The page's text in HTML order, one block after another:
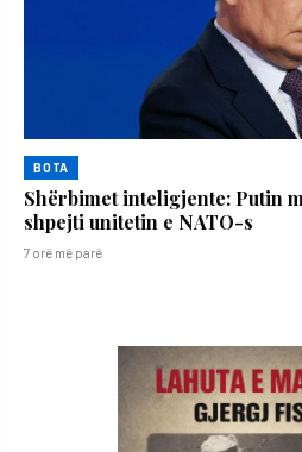
BOTA
Shërbimet inteligjente: Putin
shpejti unitetin e NATO-s
7 orë më parë